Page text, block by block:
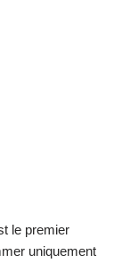
le premier
uniquement